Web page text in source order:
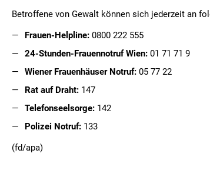
Betroffene von Gewalt können sich jederzeit an
Frauen-Helpline: 0800 222 555
24-Stunden-Frauennotruf Wien: 01 71 71 9
Wiener Frauenhäuser Notruf: 05 77 22
Rat auf Draht: 147
Telefonseelsorge: 142
Polizei Notruf: 133
(fd/apa)